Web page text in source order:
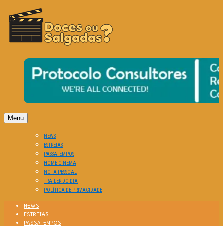
DOCES OU SALGADAS?
O Cinema? Uma Paixão!!
Menu
NEWS
ESTREIAS
PASSATEMPOS
HOME CINEMA
NOTA PESSOAL
TRAILER DO DIA
POLÍTICA DE PRIVACIDADE
NEWS
ESTREIAS
PASSATEMPOS